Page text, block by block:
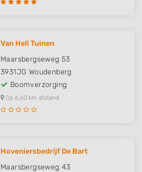
Van Hell Tuinen
Maarsbergseweg 53
3931JG Woudenberg
Boomverzorging
Op 6,60 km afstand
Hoveniersbedrijf De Bart
Maarsbergseweg 43